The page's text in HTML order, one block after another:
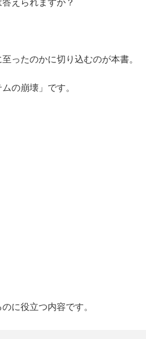
ったのかに切り込むのが本書。
の崩壊」です。
に役立つ内容です。